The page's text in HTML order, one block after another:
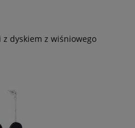
dyskiem z wiśniowego